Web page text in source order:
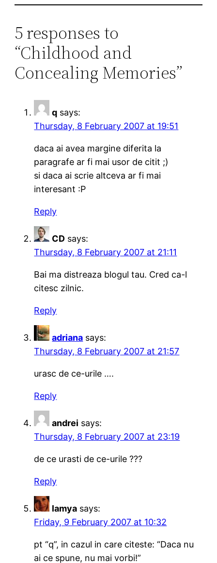
5 responses to
“Childhood and
Concealing Memories”
q says:
Thursday, 8 February 2007 at 19:51
daca ai avea margine diferita la
paragrafe ar fi mai usor de citit ;)
si daca ai scrie altceva ar fi mai
interesant :P
Reply
CD says:
Thursday, 8 February 2007 at 21:11
Bai ma distreaza blogul tau. Cred ca-l
citesc zilnic.
Reply
adriana says:
Thursday, 8 February 2007 at 21:57
urasc de ce-urile ….
Reply
andrei says:
Thursday, 8 February 2007 at 23:19
de ce urasti de ce-urile ???
Reply
lamya says:
Friday, 9 February 2007 at 10:32
pt “q”, in cazul in care citeste: “Daca nu
ai ce spune, nu mai vorbi!”